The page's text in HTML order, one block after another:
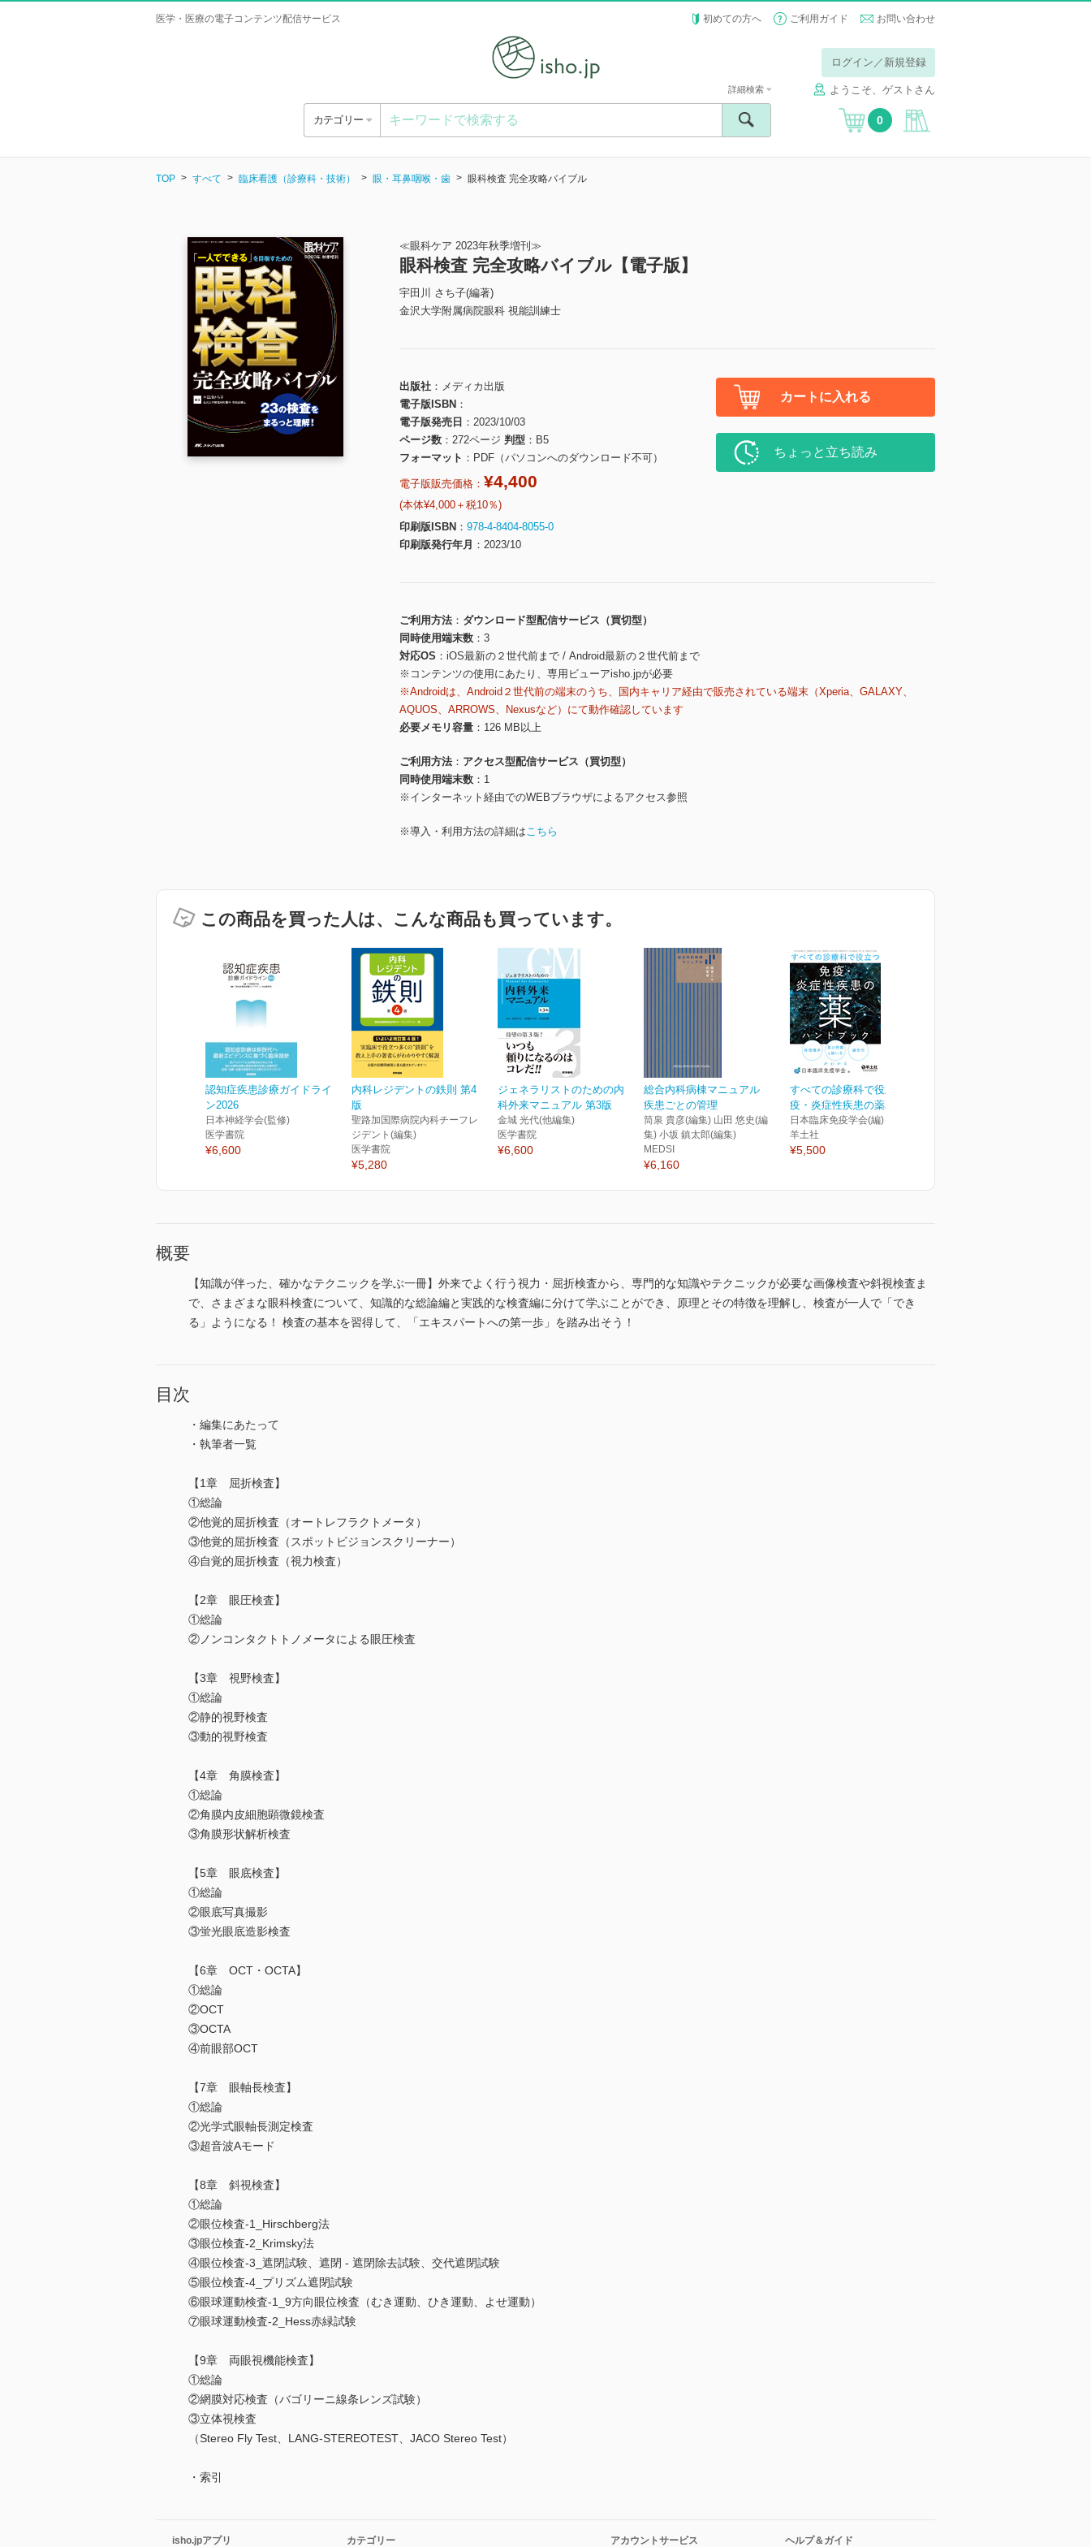
医学・医療の電子コンテンツ配信サービス 初めての方へ ご利用ガイド お問い合わせ
ログイン／新規登録
ようこそ、ゲストさん
カテゴリー
詳細検索
0
TOP すべて 臨床看護（診療科・技術） 眼・耳鼻咽喉・歯 眼科検査 完全攻略バイブル
≪眼科ケア 2023年秋季増刊≫
眼科検査 完全攻略バイブル【電子版】
宇田川 さち子(編著)
金沢大学附属病院眼科 視能訓練士
出版社
メディカ出版
電子版ISBN
電子版発売日
2023/10/03
ページ数
272ページ 判型
B5
フォーマット
PDF（パソコンへのダウンロード不可）
電子版販売価格： ¥4,400
(本体¥4,000＋税10％)
印刷版ISBN
978-4-8404-8055-0
印刷版発行年月
2023/10
カートに入れる
ちょっと立ち読み
ご利用方法
ダウンロード型配信サービス（買切型）
同時使用端末数
3
対応OS
iOS最新の２世代前まで / Android最新の２世代前まで
※コンテンツの使用にあたり、専用ビューアisho.jpが必要
※Androidは、Android２世代前の端末のうち、国内キャリア経由で販売されている端末（Xperia、GALAXY、
AQUOS、ARROWS、Nexusなど）にて動作確認しています
必要メモリ容量
126 MB以上
ご利用方法
アクセス型配信サービス（買切型）
同時使用端末数
1
※インターネット経由でのWEBブラウザによるアクセス参照
※導入・利用方法の詳細はこちら
この商品を買った人は、こんな商品も買っています。
認知症疾患診療ガイドライ
ン2026
日本神経学会(監修)
医学書院
¥6,600
内科レジデントの鉄則 第4
版
聖路加国際病院内科チーフレ
ジデント(編集)
医学書院
¥5,280
ジェネラリストのための内
科外来マニュアル 第3版
金城 光代(他編集)
医学書院
¥6,600
総合内科病棟マニュアル
疾患ごとの管理
筒泉 貴彦(編集) 山田 悠史(編
集) 小坂 鎮太郎(編集)
MEDSI
¥6,160
すべての診療科で役立つ免
疫・炎症性疾患の薬ハン...
日本臨床免疫学会(編)
羊土社
¥5,500
概要
【知識が伴った、確かなテクニックを学ぶ一冊】外来でよく行う視力・屈折検査から、専門的な知識やテクニックが必要な画像検査や斜視検査ま
で、さまざまな眼科検査について、知識的な総論編と実践的な検査編に分けて学ぶことができ、原理とその特徴を理解し、検査が一人で「でき
る」ようになる！ 検査の基本を習得して、「エキスパートへの第一歩」を踏み出そう！
目次
・編集にあたって
・執筆者一覧
【1章 屈折検査】
①総論
②他覚的屈折検査（オートレフラクトメータ）
③他覚的屈折検査（スポットビジョンスクリーナー）
④自覚的屈折検査（視力検査）
【2章 眼圧検査】
①総論
②ノンコンタクトトノメータによる眼圧検査
【3章 視野検査】
①総論
②静的視野検査
③動的視野検査
【4章 角膜検査】
①総論
②角膜内皮細胞顕微鏡検査
③角膜形状解析検査
【5章 眼底検査】
①総論
②眼底写真撮影
③蛍光眼底造影検査
【6章 OCT・OCTA】
①総論
②OCT
③OCTA
④前眼部OCT
【7章 眼軸長検査】
①総論
②光学式眼軸長測定検査
③超音波Aモード
【8章 斜視検査】
①総論
②眼位検査-1_Hirschberg法
③眼位検査-2_Krimsky法
④眼位検査-3_遮閉試験、遮閉 - 遮閉除去試験、交代遮閉試験
⑤眼位検査-4_プリズム遮閉試験
⑥眼球運動検査-1_9方向眼位検査（むき運動、ひき運動、よせ運動）
⑦眼球運動検査-2_Hess赤緑試験
【9章 両眼視機能検査】
①総論
②網膜対応検査（バゴリーニ線条レンズ試験）
③立体視検査
（Stereo Fly Test、LANG-STEREOTEST、JACO Stereo Test）
・索引
isho.jpアプリ カテゴリー アカウントサービス ヘルプ＆ガイド